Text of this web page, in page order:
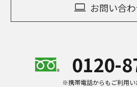
お問い合
0120-
※携帯電話からもご利用い